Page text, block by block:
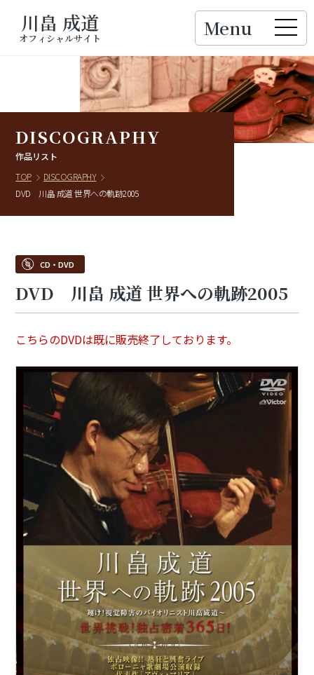
川畠 成道
オフィシャルサイト Menu
Close
DISCOGRAPHY
作品リスト
TOP
DISCOGRAPHY
DVD 川畠 成道 世界への軌跡2005
CD・DVD
DVD 川畠 成道 世界への軌跡2005
こちらのDVDは既に販売終了しております。